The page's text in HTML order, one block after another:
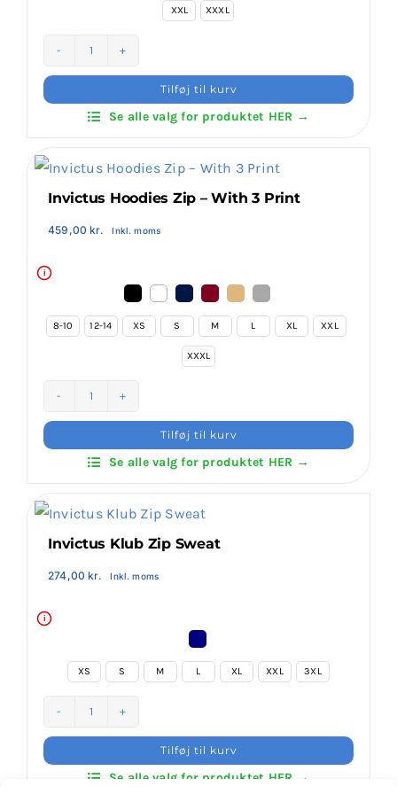
XXL XXXL
–
With
Print
Tilføj til kurv
Se alle valg for produktet HER →
Invictus Hoodies Zip – With 3 Print
459,00kr. Inkl. moms
i
8-10 12-14 XS S M L XL XXL
XXXL
Zip
–
3
antal
Tilføj til kurv
Se alle valg for produktet HER →
Invictus Klub Zip Sweat
274,00kr. Inkl. moms
i
XS S M L XL XXL 3XL
Zip
Tilføj til kurv
Se alle valg for produktet HER →